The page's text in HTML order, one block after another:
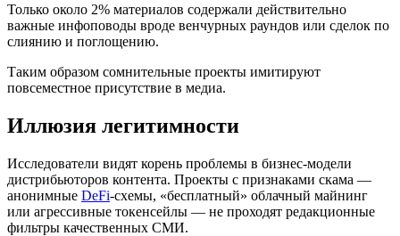
Только около 2% материалов содержали действительно
важные инфоповоды вроде венчурных раундов или сделок по
слиянию и поглощению.
Таким образом сомнительные проекты имитируют
повсеместное присутствие в медиа.
Иллюзия легитимности
Исследователи видят корень проблемы в бизнес-модели
дистрибьюторов контента. Проекты с признаками скама —
анонимные DeFi-схемы, «бесплатный» облачный майнинг
или агрессивные токенсейлы — не проходят редакционные
фильтры качественных СМИ.